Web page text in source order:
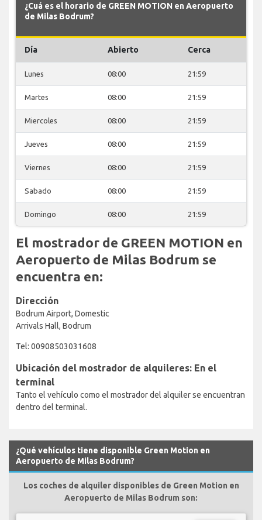
¿Cuá es el horario de GREEN MOTION en Aeropuerto
de Milas Bodrum?
Día Abierto Cerca
Lunes 08:00 21:59
Martes 08:00 21:59
Miercoles 08:00 21:59
Jueves 08:00 21:59
Viernes 08:00 21:59
Sabado 08:00 21:59
Domingo 08:00 21:59
El mostrador de GREEN MOTION en
Aeropuerto de Milas Bodrum se
encuentra en:
Dirección
Bodrum Airport, Domestic
Arrivals Hall, Bodrum
Tel: 00908503031608
Ubicación del mostrador de alquileres: En el
terminal
Tanto el vehículo como el mostrador del alquiler se encuentran
dentro del terminal.
¿Qué vehículos tiene disponible Green Motion en
Aeropuerto de Milas Bodrum?
Los coches de alquiler disponibles de Green Motion en
Aeropuerto de Milas Bodrum son: